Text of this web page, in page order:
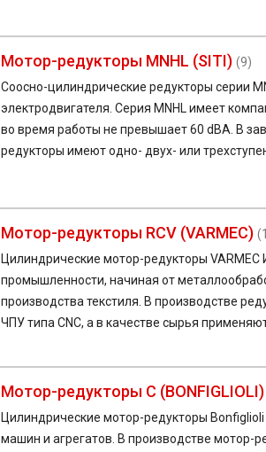
Мотор-редукторы MNHL (SITI) (9)
Соосно-цилиндрические редукторы серии
электродвигателя. Серия MNHL имеет
во время работы не превышает 60 dBA. В
редукторы имеют одно- двух- или
Мотор-редукторы RCV (VARMEC)
Цилиндрические мотор-редукторы
промышленности, начиная от
производства текстиля. В производстве
ЧПУ типа CNC, а в качестве сырья
Мотор-редукторы C (BONFIGLIOLI)
Цилиндрические мотор-редукторы
машин и агрегатов. В производстве мотор-